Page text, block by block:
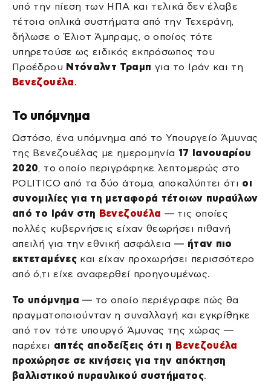
υπό την πίεση των ΗΠΑ και τελικά δεν έλαβε
τέτοια οπλικά συστήματα από την Τεχεράνη,
δήλωσε ο Έλιοτ Άμπραμς, ο οποίος τότε
υπηρετούσε ως ειδικός εκπρόσωπος του
Προέδρου Ντόναλντ Τραμπ για το Ιράν και τη
Βενεζουέλα.
Το υπόμνημα
Ωστόσο, ένα υπόμνημα από το Υπουργείο Άμυνας
της Βενεζουέλας με ημερομηνία 17 Ιανουαρίου
2020, το οποίο περιγράφηκε λεπτομερώς στο
POLITICO από τα δύο άτομα, αποκαλύπτει ότι οι
συνομιλίες για τη μεταφορά τέτοιων πυραύλων
από το Ιράν στη Βενεζουέλα — τις οποίες
πολλές κυβερνήσεις είχαν θεωρήσει πιθανή
απειλή για την εθνική ασφάλεια — ήταν πιο
εκτεταμένεςκαι είχαν προχωρήσει περισσότερο
από ό,τι είχε αναφερθεί προηγουμένως.
Το υπόμνημα — το οποίο περιέγραφε πώς θα
πραγματοποιούνταν η συναλλαγή και εγκρίθηκε
από τον τότε υπουργό Άμυνας της χώρας —
παρέχει απτές αποδείξεις ότι η Βενεζουέλα
προχώρησε σε κινήσεις για την απόκτηση
βαλλιστικού πυραυλικού συστήματος.